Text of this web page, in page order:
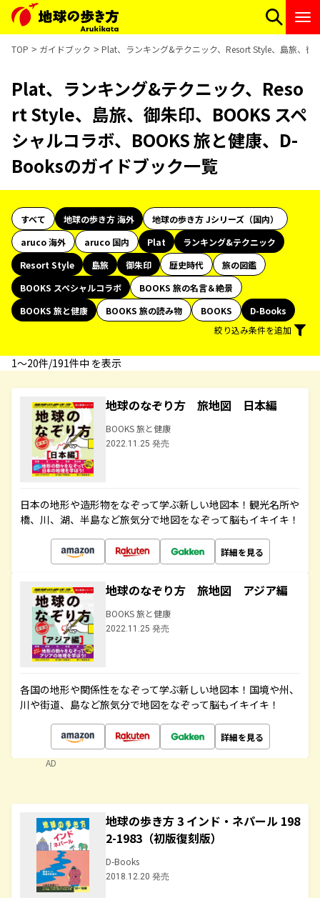
TOP ガイドブック Plat、ランキング&テクニック、Resort Style、島旅、御
Plat、ランキング&テクニック、Reso
rt Style、島旅、御朱印、BOOKS スペ
シャルコラボ、BOOKS 旅と健康、D-
Booksのガイドブック一覧
すべて 地球の歩き方 海外
地球の歩き方 Jシリーズ（国内）
aruco 海外
aruco 国内 Plat
ランキング&テクニック
Resort Style
島旅 御朱印 歴史時代
旅の図鑑
BOOKS スペシャルコラボ
BOOKS 旅の名言＆絶景
BOOKS 旅と健康
BOOKS 旅の読み物 BOOKS
D-Books
絞り込み条件を追加
1〜20件/191件中 を表示
地球のなぞり方 旅地図 日本編
BOOKS 旅と健康
2022.11.25 発売
日本の地形や造形物をなぞって学ぶ新しい地図本！観光名所や
橋、川、湖、半島など旅気分で地図をなぞって脳もイキイキ！
詳細を見る
地球のなぞり方 旅地図 アジア編
BOOKS 旅と健康
2022.11.25 発売
各国の地形や関係性をなぞって学ぶ新しい地図本！国境や州、
川や街道、島など旅気分で地図をなぞって脳もイキイキ！
詳細を見る
AD
地球の歩き方 3 インド・ネパール 198
2-1983（初版復刻版）
D-Books
2018.12.20 発売